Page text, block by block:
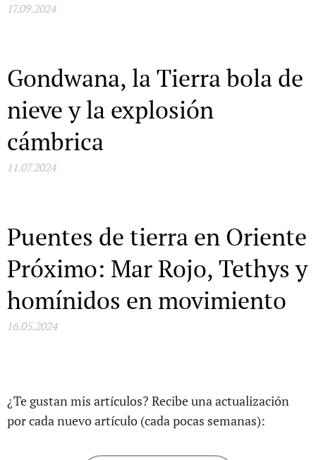
17.09.2024
Gondwana, la Tierra bola de
nieve y la explosión
cámbrica
11.07.2024
Puentes de tierra en Oriente
Próximo: Mar Rojo, Tethys y
homínidos en movimiento
16.05.2024
¿Te gustan mis artículos? Recibe una actualización
por cada nuevo artículo (cada pocas semanas):